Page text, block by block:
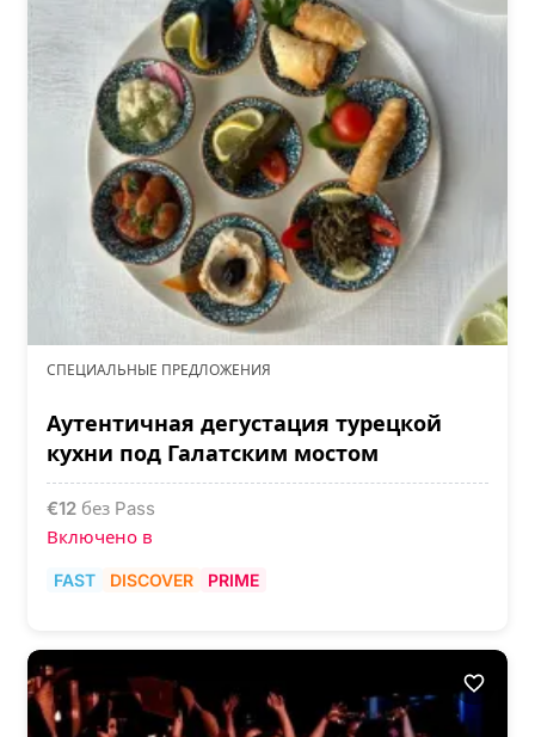
СПЕЦИАЛЬНЫЕ ПРЕДЛОЖЕНИЯ
Аутентичная дегустация турецкой
кухни под Галатским мостом
€12 без Pass
Включено в
FAST DISCOVER PRIME